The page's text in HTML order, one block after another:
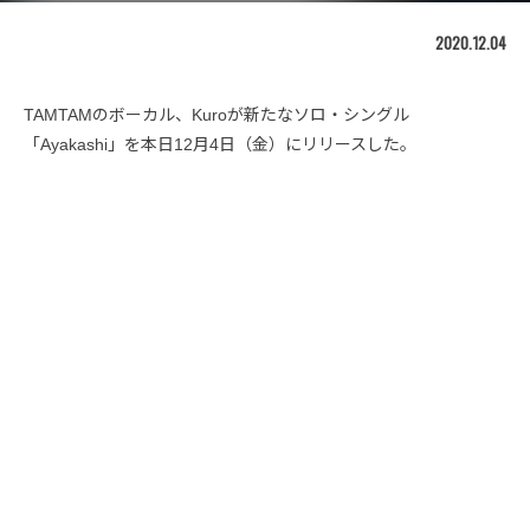
2020.12.04
TAMTAMのボーカル、Kuroが新たなソロ・シングル
「Ayakashi」を本日12月4日（金）にリリースした。